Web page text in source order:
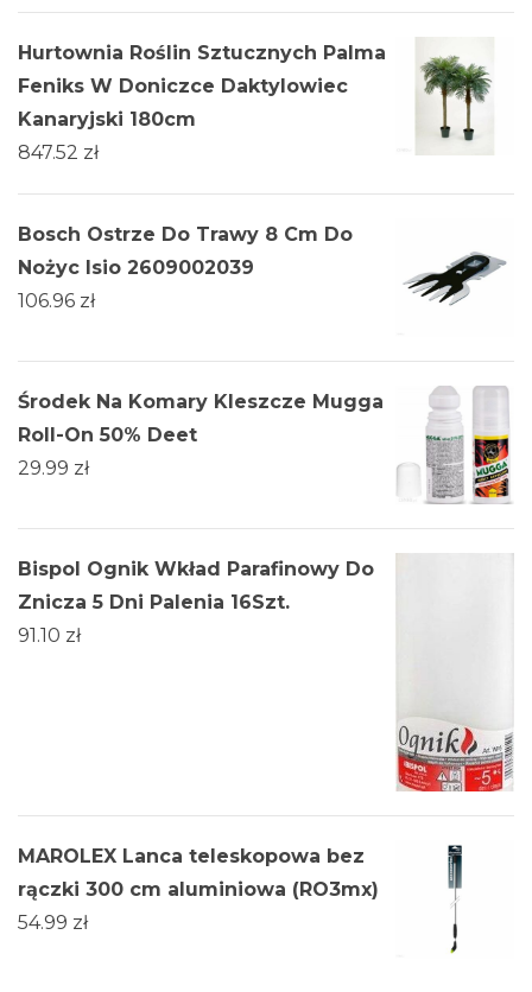
Hurtownia Roślin Sztucznych Palma
Feniks W Doniczce Daktylowiec
Kanaryjski 180cm
847.52 zł
Bosch Ostrze Do Trawy 8 Cm Do
Nożyc Isio 2609002039
106.96 zł
Środek Na Komary Kleszcze Mugga
Roll-On 50% Deet
29.99 zł
Bispol Ognik Wkład Parafinowy Do
Znicza 5 Dni Palenia 16Szt.
91.10 zł
MAROLEX Lanca teleskopowa bez
rączki 300 cm aluminiowa (RO3mx)
54.99 zł